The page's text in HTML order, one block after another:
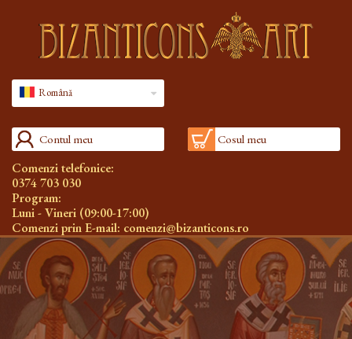
Română
Contul meu Cosul meu
Comenzi telefonice:
0374 703 030
Program:
Luni - Vineri (09:00-17:00)
Comenzi prin E-mail: comenzi@bizanticons.ro